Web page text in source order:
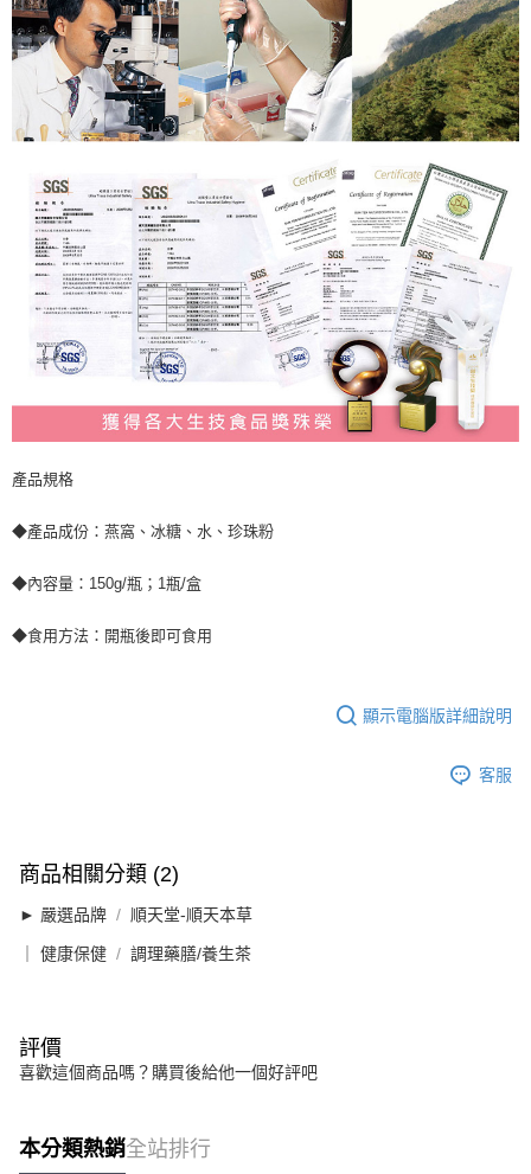
產品規格
◆產品成份：燕窩、冰糖、水、珍珠粉
◆內容量：150g/瓶；1瓶/盒
◆食用方法：開瓶後即可食用
顯示電腦版詳細說明
客服
商品相關分類 (2)
► 嚴選品牌 順天堂-順天本草
｜ 健康保健 調理藥膳/養生茶
評價
喜歡這個商品嗎？購買後給他一個好評吧
本分類熱銷全站排行